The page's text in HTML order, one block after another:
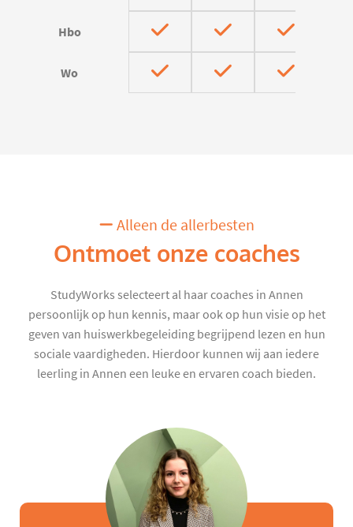
Hbo
Wo
Alleen de allerbesten
Ontmoet onze coaches
StudyWorks selecteert al haar coaches in Annen
persoonlijk op hun kennis, maar ook op hun visie op het
geven van huiswerkbegeleiding begrijpend lezen en hun
sociale vaardigheden. Hierdoor kunnen wij aan iedere
leerling in Annen een leuke en ervaren coach bieden.